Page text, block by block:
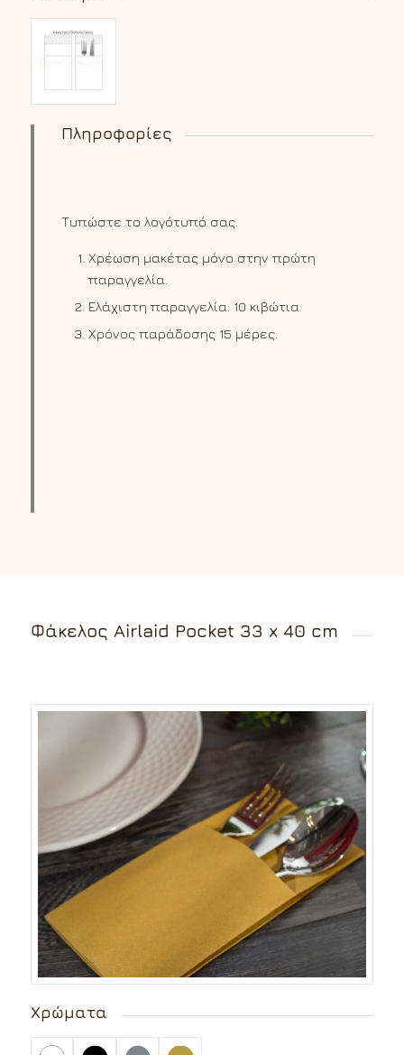
Πληροφορίες
Τυπώστε το λογότυπό σας.
Χρέωση μακέτας μόνο στην πρώτη
παραγγελία.
Ελάχιστη παραγγελία: 10 κιβώτια.
Χρόνος παράδοσης 15 μέρες.
Φάκελος Airlaid Pocket 33 x 40 cm
Χρώματα